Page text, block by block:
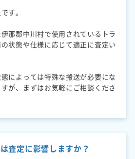
す。
那郡中川村で使用されているトラ
状態や仕様に応じて適正に査定い
によっては特殊な搬送が必要にな
が、まずはお気軽にご相談くださ
査定に影響しますか？